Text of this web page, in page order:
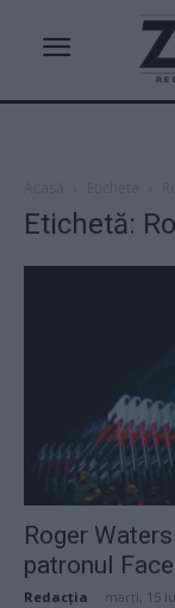
Etichetă:
Roger
patronul
Redacţia marți, 15